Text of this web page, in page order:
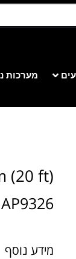
מערכות
(20 ft)
AP9326
מידע נוסף